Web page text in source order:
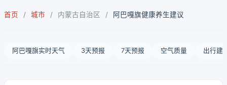
首页 / 城市 / 内蒙古自治区 / 阿巴嘎旗健康养生建议
阿巴嘎旗实时天气 3天预报 7天预报 空气质量 出行建